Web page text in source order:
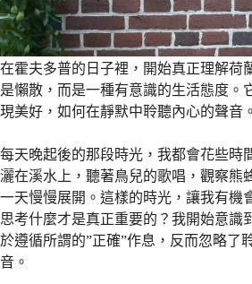
在霍夫多普的日子裡，開始真正理解荷
是懶散，而是一種有意識的生活態度。
現美好，如何在靜默中聆聽內心的聲音。
每天晚起後的那段時光，我都會花些時
灑在溪水上，聽著鳥兒的歌唱，觀察熊
一天慢慢展開。這樣的時光，讓我有機
思考什麼才是真正重要的？我開始意識
於遵循所謂的”正確”作息，反而忽略了
音。